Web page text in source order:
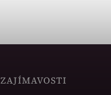
ZAJÍMAVOSTI